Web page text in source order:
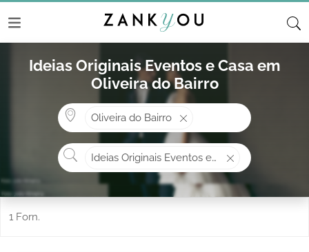
Ideias Originais Eventos e Casa em
Oliveira do Bairro
Onde? ex: Cascais
Oliveira do Bairro
O que procura?
Ideias Originais Eventos e Casa
1 Forn.